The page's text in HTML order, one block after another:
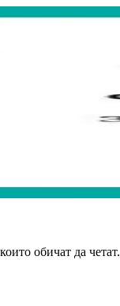
обичат да четат.